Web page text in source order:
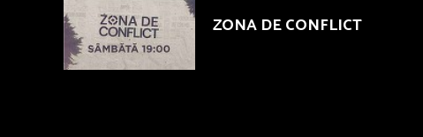
ZONA DE CONFLICT